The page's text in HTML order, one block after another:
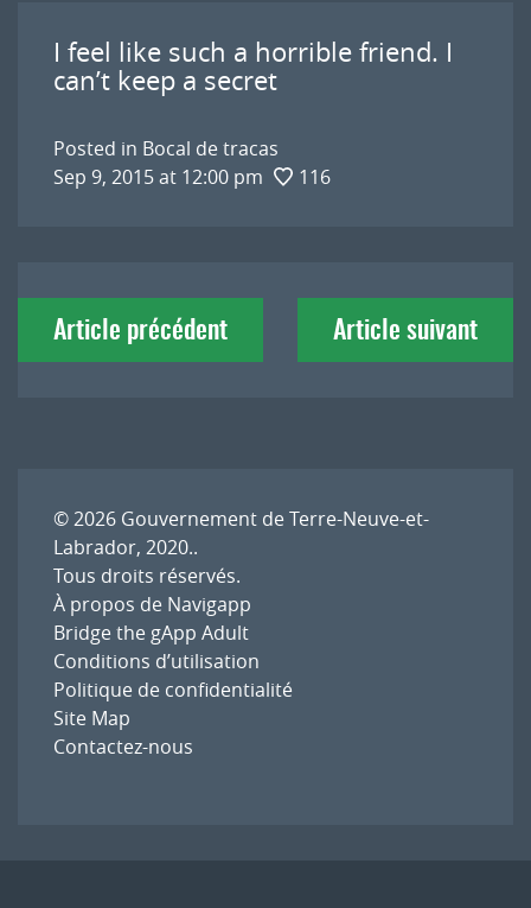
I feel like such a horrible friend. I
can’t keep a secret
Posted in Bocal de tracas
Sep 9, 2015 at 12:00 pm
116
Navigation
deArticle précédent Article suivant
© 2026 Gouvernement de Terre-Neuve-et-
Labrador, 2020..
Tous droits réservés.
À propos de Navigapp
Bridge the gApp Adult
Conditions d’utilisation
Politique de confidentialité
Site Map
Contactez-nous